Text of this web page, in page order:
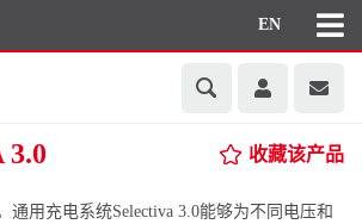
EN
3.0 收藏该产品
通用充电系统Selectiva 3.0能够为不同电压和